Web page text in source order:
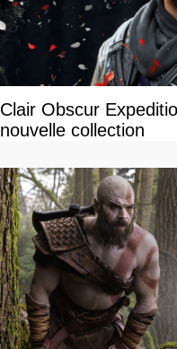
Clair Obscur
nouvelle collection